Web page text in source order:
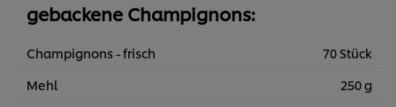
gebackene Champignons:
Champignons - frisch
70 Stück
Mehl
250 g